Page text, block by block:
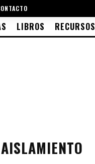
LIBROS RECURSOS